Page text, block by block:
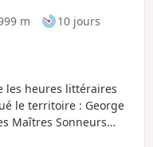
m
10 jours
les heures littéraires
le territoire : George
Maîtres Sonneurs